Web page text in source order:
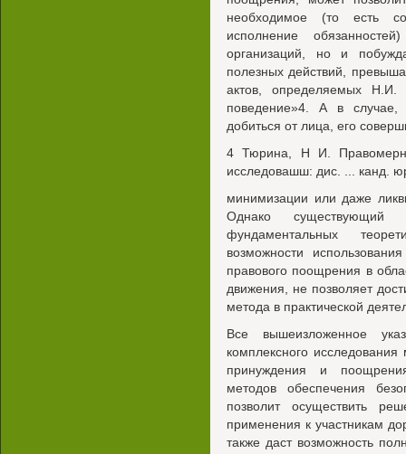
необходимое (то есть
исполнение
организаций, но и
полезных действий,
актов, определяемых Н.И.
поведение»4. А в случае,
добиться от лица, его
4 Тюрина, Н И.
исследовашш: дис. ... канд.
минимизации или даже
Однако существующий
фундаментальных
возможности
правового поощрения в
движения, не позволяет
метода в практической
Все вышеизложенное
комплексного
принуждения и
методов обеспечения
позволит осуществить
применения к участникам
также даст возможность